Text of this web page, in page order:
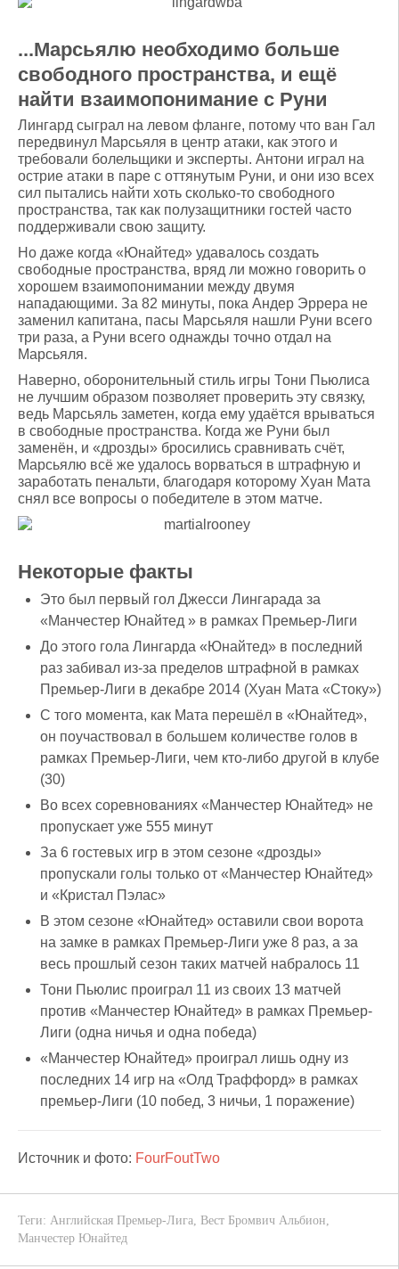
...Марсьялю необходимо больше
свободного пространства, и ещё
найти взаимопонимание с Руни
Лингард сыграл на левом фланге, потому что ван Гал
передвинул Марсьяля в центр атаки, как этого и
требовали болельщики и эксперты. Антони играл на
острие атаки в паре с оттянутым Руни, и они изо всех
сил пытались найти хоть сколько-то свободного
пространства, так как полузащитники гостей часто
поддерживали свою защиту.
Но даже когда «Юнайтед» удавалось создать
свободные пространства, вряд ли можно говорить о
хорошем взаимопонимании между двумя
нападающими. За 82 минуты, пока Андер Эррера не
заменил капитана, пасы Марсьяля нашли Руни всего
три раза, а Руни всего однажды точно отдал на
Марсьяля.
Наверно, оборонительный стиль игры Тони Пьюлиса
не лучшим образом позволяет проверить эту связку,
ведь Марсьяль заметен, когда ему удаётся врываться
в свободные пространства. Когда же Руни был
заменён, и «дрозды» бросились сравнивать счёт,
Марсьялю всё же удалось ворваться в штрафную и
заработать пенальти, благодаря которому Хуан Мата
снял все вопросы о победителе в этом матче.
Некоторые факты
Это был первый гол Джесси Лингарада за
«Манчестер Юнайтед » в рамках Премьер-Лиги
До этого гола Лингарда «Юнайтед» в последний
раз забивал из-за пределов штрафной в рамках
Премьер-Лиги в декабре 2014 (Хуан Мата «Стоку»)
С того момента, как Мата перешёл в «Юнайтед»,
он поучаствовал в большем количестве голов в
рамках Премьер-Лиги, чем кто-либо другой в клубе
(30)
Во всех соревнованиях «Манчестер Юнайтед» не
пропускает уже 555 минут
За 6 гостевых игр в этом сезоне «дрозды»
пропускали голы только от «Манчестер Юнайтед»
и «Кристал Пэлас»
В этом сезоне «Юнайтед» оставили свои ворота
на замке в рамках Премьер-Лиги уже 8 раз, а за
весь прошлый сезон таких матчей набралось 11
Тони Пьюлис проиграл 11 из своих 13 матчей
против «Манчестер Юнайтед» в рамках Премьер-
Лиги (одна ничья и одна победа)
«Манчестер Юнайтед» проиграл лишь одну из
последних 14 игр на «Олд Траффорд» в рамках
премьер-Лиги (10 побед, 3 ничьи, 1 поражение)
Источник и фото: FourFoutTwo
Теги: Английская Премьер-Лига, Вест Бромвич Альбион,
Манчестер Юнайтед